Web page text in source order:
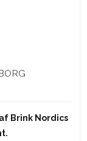
Brink Nordics